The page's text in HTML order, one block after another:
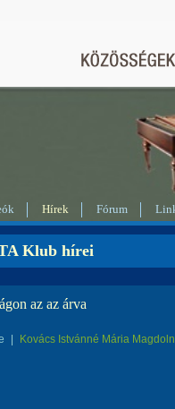
Hírek Fórum
Klub hírei
az az árva
Kovács Istvánné Mária